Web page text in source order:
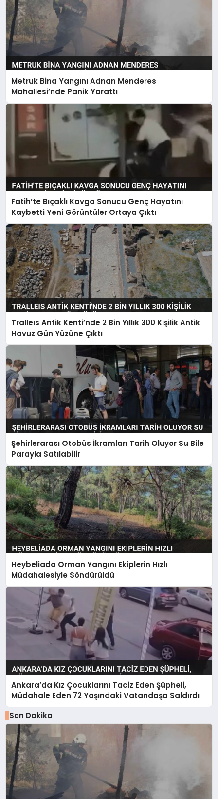
Metruk Bina Yangını Adnan Menderes
Mahallesi’nde Panik Yarattı
Fatih’te Bıçaklı Kavga Sonucu Genç Hayatını
Kaybetti Yeni Görüntüler Ortaya Çıktı
Tralleıs Antik Kenti’nde 2 Bin Yıllık 300 Kişilik Antik
Havuz Gün Yüzüne Çıktı
Şehirlerarası Otobüs İkramları Tarih Oluyor Su Bile
Parayla Satılabilir
Heybeliada Orman Yangını Ekiplerin Hızlı
Müdahalesiyle Söndürüldü
Ankara’da Kız Çocuklarını Taciz Eden Şüpheli,
Müdahale Eden 72 Yaşındaki Vatandaşa Saldırdı
Son Dakika